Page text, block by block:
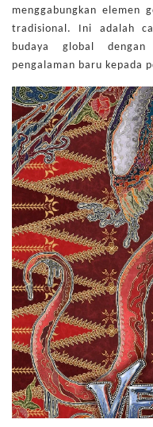
menggabungkan elemen
tradisional. Ini adalah
budaya global
pengalaman baru kepada